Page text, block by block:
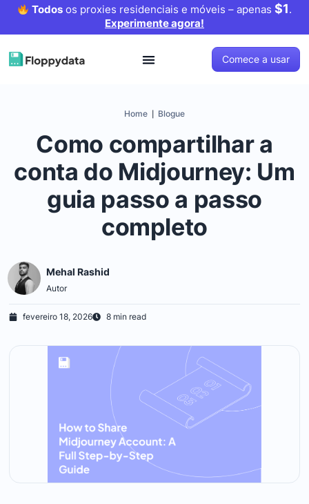
Todos os proxies residenciais e móveis – apenas$1.
Experimente agora!
Comece a usar
Home Blogue
Como compartilhar a
conta do Midjourney: Um
guia passo a passo
completo
Mehal Rashid
Autor
fevereiro 18, 2026 8 min read